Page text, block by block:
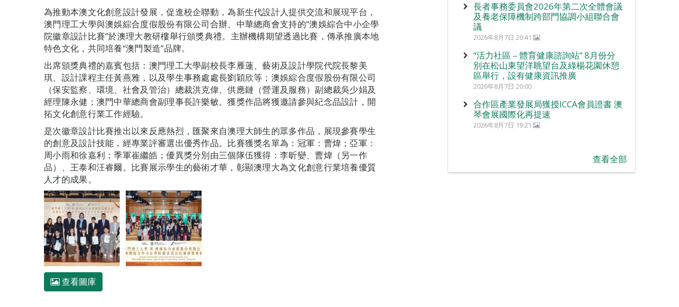
為推動本澳文化創意設計發展，促進校企聯動，為新生代設計人提供交流和展現平台，
澳門理工大學與澳娛綜合度假股份有限公司合辦、中華總商會支持的“澳娛綜合中小企學
院徽章設計比賽”於澳理大教研樓舉行頒獎典禮。主辦機構期望透過比賽，傳承推廣本地
特色文化，共同培養“澳門製造”品牌。
出席頒獎典禮的嘉賓包括：澳門理工大學副校長李雁蓮、藝術及設計學院代院長黎美
琪、設計課程主任黃燕雅，以及學生事務處處長劉穎欣等；澳娛綜合度假股份有限公司
（保安監察、環境、社會及管治）總裁洪克偉、供應鏈（營運及服務）副總裁吳少娟及
經理陳永健；澳門中華總商會副理事長許樂敏。獲獎作品將獲邀請參與紀念品設計，開
拓文化創意行業工作經驗。
是次徽章設計比賽推出以來反應熱烈，匯聚來自澳理大師生的眾多作品，展現參賽學生
的創意及設計技能，經專業評審選出優秀作品。比賽獲獎名單為：冠軍：曹煒；亞軍：
周小雨和徐嘉利；季軍崔繼皓；優異獎分別由三個隊伍獲得：李昕孌、曹煒（另一作
品）、王泰和汪睿爾。比賽展示學生的藝術才華，彰顯澳理大為文化創意行業培養優質
人才的成果。
查看圖庫
長者事務委員會2026年第二次全體會議
及養老保障機制跨部門協調小組聯合會
議
2026年8月7日 20:41
“活力社區 – 體育健康諮詢站” 8月份分
別在松山東望洋眺望台及綠楊花園休憩
區舉行，設有健康資訊推廣
2026年8月7日 20:00
合作區產業發展局獲授ICCA會員證書 澳
琴會展國際化再提速
2026年8月7日 19:21
查看全部